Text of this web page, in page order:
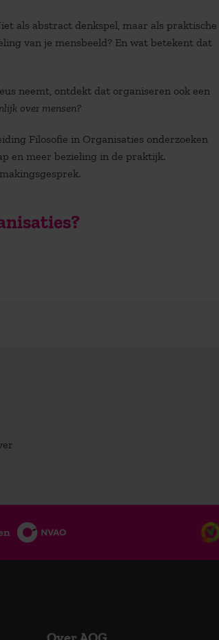
als abstract denkspel, maar als praktische
van je mensbeeld? En wat betekent dat
neemt, ontdekt dat organiseren ook een
over mensen?
Filosofie in Organisaties onderzoeken
en meer bezieling in de praktijk.